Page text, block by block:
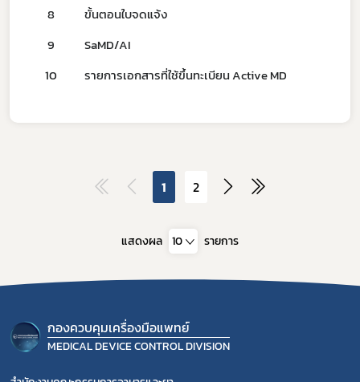
8
ขั้นตอนใบจดแจ้ง
9
SaMD/AI
10
รายการเอกสารที่ใช้ขึ้นทะเบียน Active MD
1 2
แสดงผล 10 รายการ
กองควบคุมเครื่องมือแพทย์
MEDICAL DEVICE CONTROL DIVISION